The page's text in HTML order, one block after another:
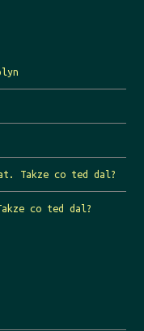
Takze co ted dal?
co ted dal?